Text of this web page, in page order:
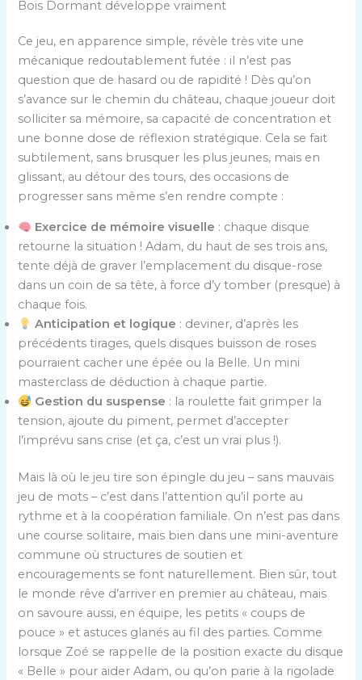
Bois Dormant développe vraiment
Ce jeu, en apparence simple, révèle très vite une
mécanique redoutablement futée : il n’est pas
question que de hasard ou de rapidité ! Dès qu’on
s’avance sur le chemin du château, chaque joueur doit
solliciter sa mémoire, sa capacité de concentration et
une bonne dose de réflexion stratégique. Cela se fait
subtilement, sans brusquer les plus jeunes, mais en
glissant, au détour des tours, des occasions de
progresser sans même s’en rendre compte :
Exercice de mémoire visuelle : chaque disque
retourne la situation ! Adam, du haut de ses trois ans,
tente déjà de graver l’emplacement du disque-rose
dans un coin de sa tête, à force d’y tomber (presque) à
chaque fois.
Anticipation et logique : deviner, d’après les
précédents tirages, quels disques buisson de roses
pourraient cacher une épée ou la Belle. Un mini
masterclass de déduction à chaque partie.
Gestion du suspense : la roulette fait grimper la
tension, ajoute du piment, permet d’accepter
l’imprévu sans crise (et ça, c’est un vrai plus !).
Mais là où le jeu tire son épingle du jeu – sans mauvais
jeu de mots – c’est dans l’attention qu’il porte au
rythme et à la coopération familiale. On n’est pas dans
une course solitaire, mais bien dans une mini-aventure
commune où structures de soutien et
encouragements se font naturellement. Bien sûr, tout
le monde rêve d’arriver en premier au château, mais
on savoure aussi, en équipe, les petits « coups de
pouce » et astuces glanés au fil des parties. Comme
lorsque Zoé se rappelle de la position exacte du disque
« Belle » pour aider Adam, ou qu’on parie à la rigolade